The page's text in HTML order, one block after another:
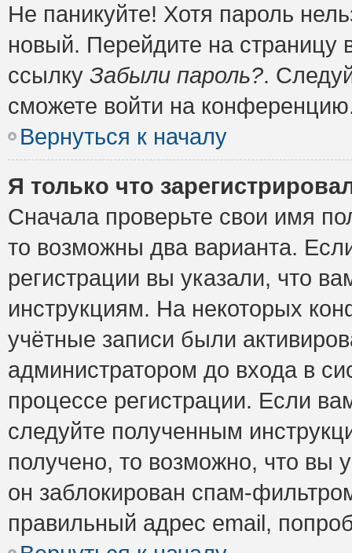
Не паникуйте! Хотя пароль
новый. Перейдите на
ссылку Забыли пароль?.
сможете войти на
Вернуться к началу
Я только что
Сначала проверьте свои имя
то возможны два варианта.
регистрации вы указали, что
инструкциям. На некоторых
учётные записи были
администратором до входа в
процессе регистрации. Если
следуйте полученным
получено, то возможно, что вы
он заблокирован спам-
правильный адрес email,